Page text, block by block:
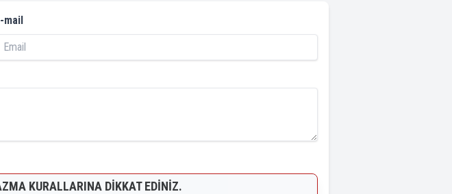
mail
KURALLARINA DIKKAT EDINIZ.